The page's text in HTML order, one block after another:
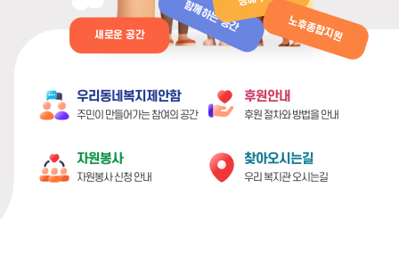
우리동네복지제안함
주민이 만들어가는 참여의 공간
후원안내
후원 절차와 방법을 안내
자원봉사
자원봉사 신청 안내
찾아오시는길
우리 복지관 오시는길
새로운 공간
함께하는 공간 노후종합지원